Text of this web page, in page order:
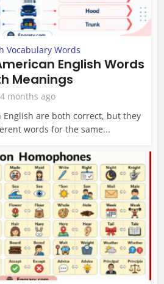
Vocabulary Words
English Words
Meanings
4 months ago
are both correct, but they
words for the same...